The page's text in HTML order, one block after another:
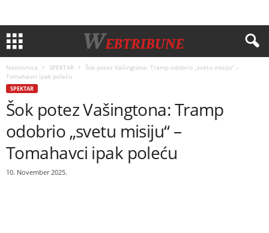
Naslovnica SPEKTAR
Šok potez Vašingtona: Tramp odobrio „svetu misiju“ –
Tomahavci ipak poleću
SPEKTAR
Šok potez Vašingtona: Tramp
odobrio „svetu misiju“ –
Tomahavci ipak poleću
10. November 2025.